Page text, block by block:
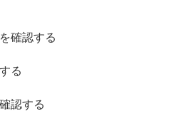
確認する
る
認する